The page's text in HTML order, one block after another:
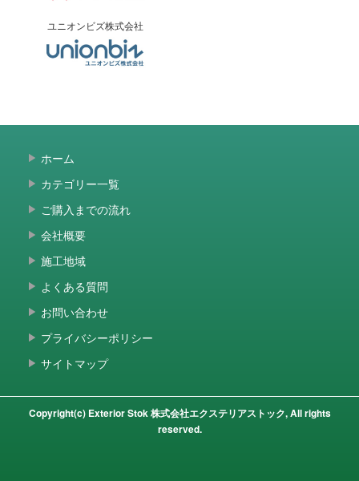
ユニオンビズ株式会社
ホーム
カテゴリー一覧
ご購入までの流れ
会社概要
施工地域
よくある質問
お問い合わせ
プライバシーポリシー
サイトマップ
Copyright(c) Exterior Stok 株式会社エクステリアストック, All rights
reserved.